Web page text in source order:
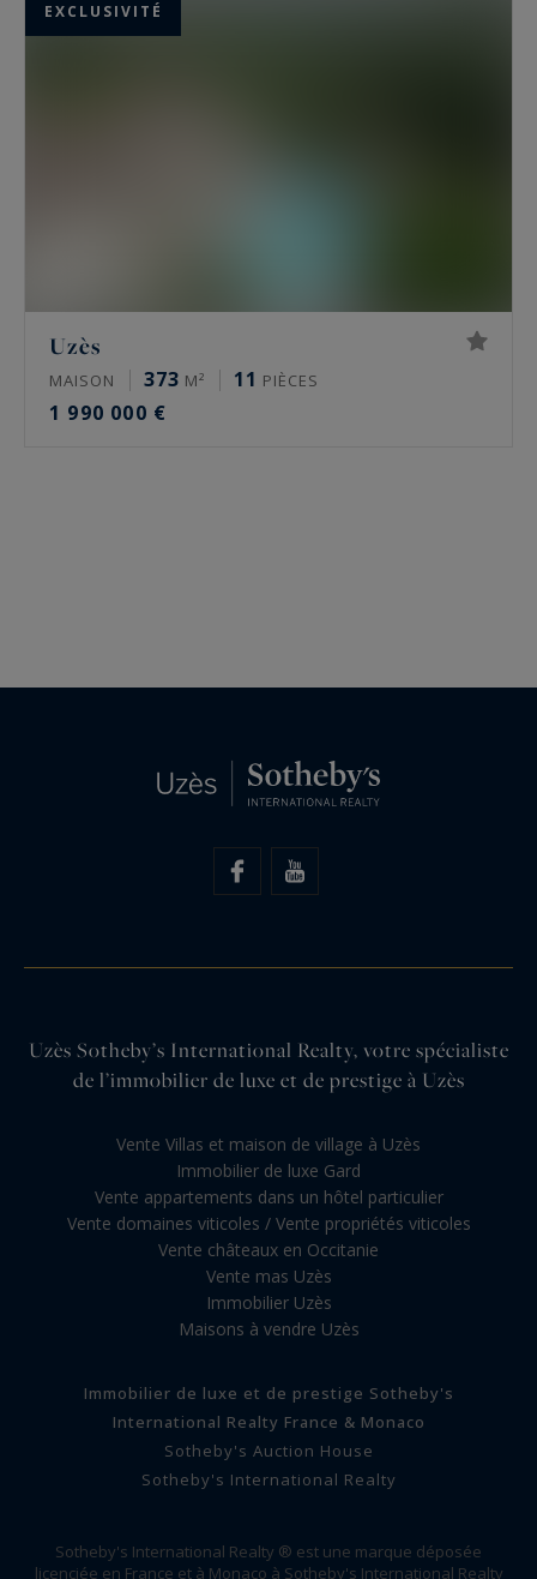
EXCLUSIVITÉ
Uzès
MAISON 373 M² 11 PIÈCES
1 990 000 €
Uzès Sotheby’s International Realty, votre spécialiste
de l’immobilier de luxe et de prestige à Uzès
Vente Villas et maison de village à Uzès
Immobilier de luxe Gard
Vente appartements dans un hôtel particulier
Vente domaines viticoles / Vente propriétés viticoles
Vente châteaux en Occitanie
Vente mas Uzès
Immobilier Uzès
Maisons à vendre Uzès
Immobilier de luxe et de prestige Sotheby's
International Realty France & Monaco
Sotheby's Auction House
Sotheby's International Realty
Sotheby's International Realty ® est une marque déposée
licenciée en France et à Monaco à Sotheby's International Realty